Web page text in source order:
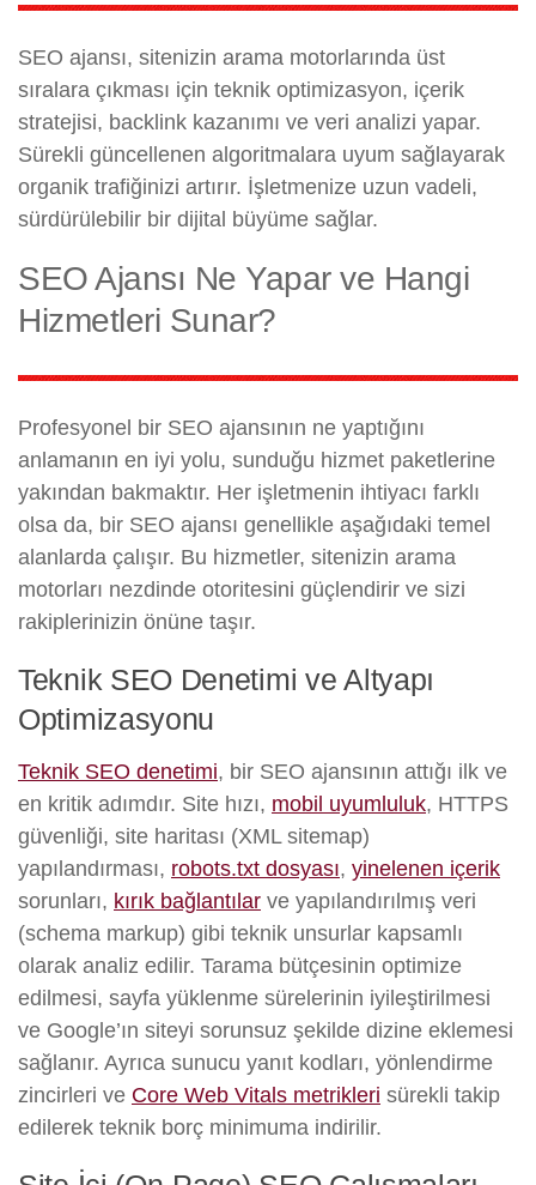
SEO ajansı, sitenizin arama motorlarında üst
sıralara çıkması için teknik optimizasyon, içerik
stratejisi, backlink kazanımı ve veri analizi yapar.
Sürekli güncellenen algoritmalara uyum sağlayarak
organik trafiğinizi artırır. İşletmenize uzun vadeli,
sürdürülebilir bir dijital büyüme sağlar.
SEO Ajansı Ne Yapar ve Hangi
Hizmetleri Sunar?
Profesyonel bir SEO ajansının ne yaptığını
anlamanın en iyi yolu, sunduğu hizmet paketlerine
yakından bakmaktır. Her işletmenin ihtiyacı farklı
olsa da, bir SEO ajansı genellikle aşağıdaki temel
alanlarda çalışır. Bu hizmetler, sitenizin arama
motorları nezdinde otoritesini güçlendirir ve sizi
rakiplerinizin önüne taşır.
Teknik SEO Denetimi ve Altyapı
Optimizasyonu
Teknik SEO denetimi, bir SEO ajansının attığı ilk ve
en kritik adımdır. Site hızı, mobil uyumluluk, HTTPS
güvenliği, site haritası (XML sitemap)
yapılandırması, robots.txt dosyası, yinelenen içerik
sorunları, kırık bağlantılar ve yapılandırılmış veri
(schema markup) gibi teknik unsurlar kapsamlı
olarak analiz edilir. Tarama bütçesinin optimize
edilmesi, sayfa yüklenme sürelerinin iyileştirilmesi
ve Google’ın siteyi sorunsuz şekilde dizine eklemesi
sağlanır. Ayrıca sunucu yanıt kodları, yönlendirme
zincirleri ve Core Web Vitals metrikleri sürekli takip
edilerek teknik borç minimuma indirilir.